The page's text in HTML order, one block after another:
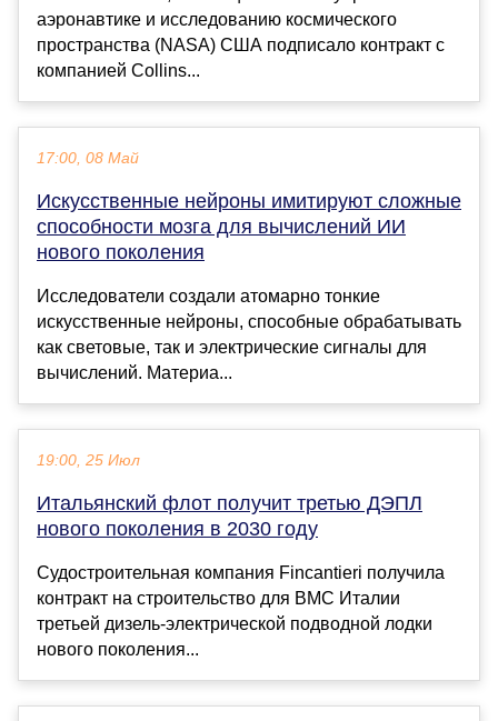
аэронавтике и исследованию космического
пространства (NASA) США подписало контракт с
компанией Collins...
17:00, 08 Май
Искусственные нейроны имитируют сложные
способности мозга для вычислений ИИ
нового поколения
Исследователи создали атомарно тонкие
искусственные нейроны, способные обрабатывать
как световые, так и электрические сигналы для
вычислений. Материа...
19:00, 25 Июл
Итальянский флот получит третью ДЭПЛ
нового поколения в 2030 году
Судостроительная компания Fincantieri получила
контракт на строительство для ВМС Италии
третьей дизель-электрической подводной лодки
нового поколения...